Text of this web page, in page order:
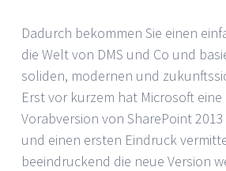
Dadurch bekommen Sie einen
die Welt von DMS und Co und
soliden, modernen und
Erst vor kurzem hat Microsoft eine
Vorabversion von SharePoint
und einen ersten Eindruck
beeindruckend die neue Version